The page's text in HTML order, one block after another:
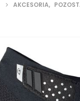
AKCESORIA,